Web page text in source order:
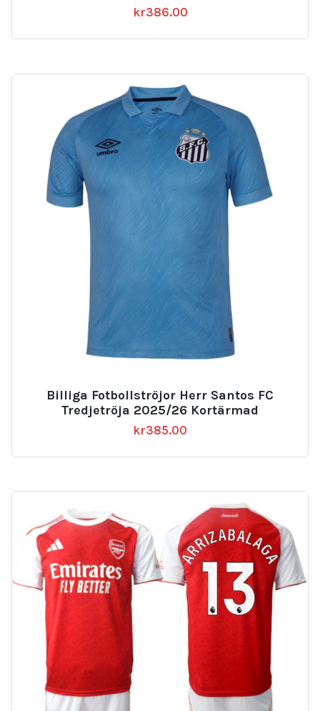
kr386.00
Billiga Fotbollströjor Herr Santos FC
Tredjetröja 2025/26 Kortärmad
kr385.00